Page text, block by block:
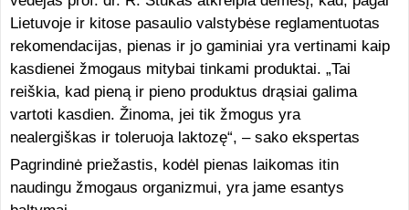
Lietuvoje ir kitose pasaulio valstybėse reglamentuotas
rekomendacijas, pienas ir jo gaminiai yra vertinami kaip
kasdienei žmogaus mitybai tinkami produktai. „Tai
reiškia, kad pieną ir pieno produktus drąsiai galima
vartoti kasdien. Žinoma, jei tik žmogus yra
nealergiškas ir toleruoja laktozę“, – sako ekspertas
Pagrindinė priežastis, kodėl pienas laikomas itin
naudingu žmogaus organizmui, yra jame esantys